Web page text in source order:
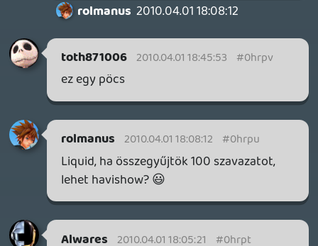
Bula_2000 2010.04.01 16:36:44
CarajoEsp 2010.04.01 17:29:11 #0hrpl
Vannak benne jó, és kevésbé jó poénok, de
összességében nem rossz. Viszont az a
kilenc perc tényleg hosszabbnak tűnik... 🙂
slickadam 2010.04.01 17:15:12 #0hrpj
jajjj, nem birom vegighallgatni 😃
de gondolom ez volt a cel 😃